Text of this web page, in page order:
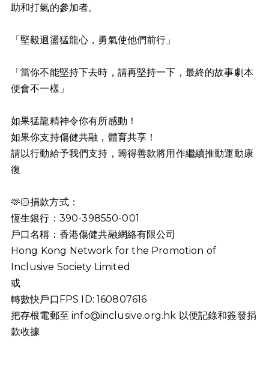
助和打氣的參加者。
「堅毅迴盪猛龍心，勇氣使他們前行」
「當你不能堅持下去時，請再堅持一下，最終的故事劇本
便會不一樣」
如果猛龍精神令你有所感動！
如果你支持傷健共融，體育共享！
請以行動給予我們支持，籌得善款將用作繼續推動運動康
復
🫶🏻捐款方式：
恆生銀行：390-398550-001
戶口名稱：香港傷健共融網絡有限公司
Hong Kong Network for the Promotion of
Inclusive Society Limited
或
轉數快戶口FPS ID: 160807616
把存根電郵至info@inclusive.org.hk 以便記錄和簽發捐
款收據